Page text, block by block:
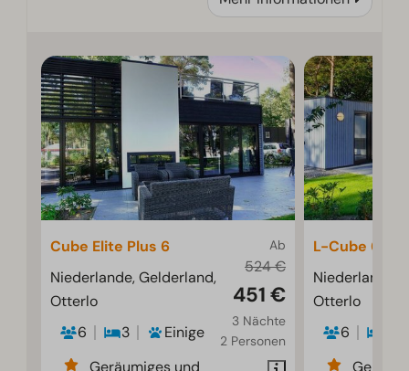
Ab
524 €
451 €
3 Nächte
2 Personen
Cube Elite Plus 6
Niederlande, Gelderland,
Otterlo
6
3
Einige
Geräumiges und
L-Cube 6
Niederlande,
Otterlo
6